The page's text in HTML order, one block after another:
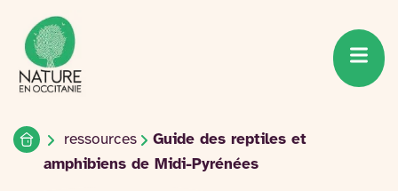
Accéder
au
contenu
Accueil du site
Accueilressources
Guide des reptiles et
amphibiens de Midi-Pyrénées